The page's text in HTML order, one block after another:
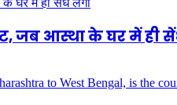
जब आस्था के घर में ही